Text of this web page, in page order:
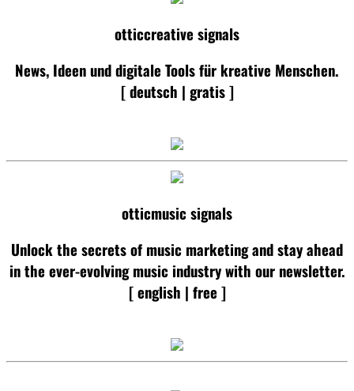
otticcreative signals
News, Ideen und digitale Tools für kreative Menschen.
[ deutsch | gratis ]
otticmusic signals
Unlock the secrets of music marketing and stay ahead
in the ever-evolving music industry with our newsletter.
[ english | free ]